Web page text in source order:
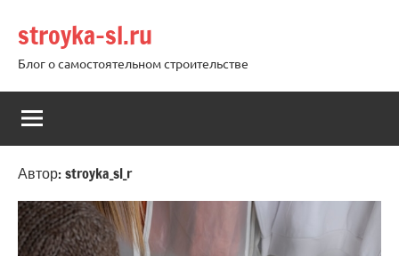
содержимому
stroyka-sl.ru
Блог о самостоятельном строительстве
Автор:stroyka_sl_r